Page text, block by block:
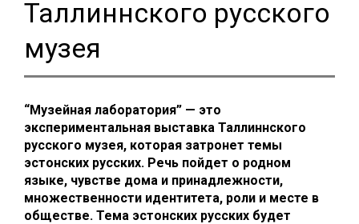
Таллиннского русского
музея
“Музейная лаборатория” — это
экспериментальная выставка Таллиннского
русского музея, которая затронет темы
эстонских русских. Речь пойдет о родном
языке, чувстве дома и принадлежности,
множественности идентитета, роли и месте в
обществе. Тема эстонских русских будет